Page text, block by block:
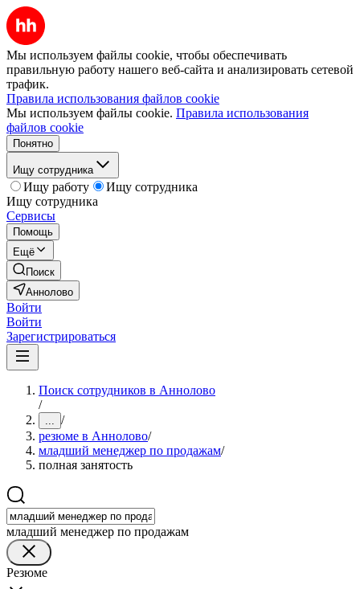
Мы используем файлы cookie, чтобы обеспечивать
правильную работу нашего веб-сайта и анализировать сетевой
трафик.
Правила использования файлов cookie
Мы используем файлы cookie. Правила использования
файлов cookie
Понятно
Ищу сотрудника
Ищу работу
Ищу сотрудника
Ищу сотрудника
Сервисы
Помощь
Ещё
Поиск
Аннолово
Войти
Войти
Зарегистрироваться
Поиск сотрудников в Аннолово
/
... /
резюме в Аннолово/
младший менеджер по продажам/
полная занятость
младший менеджер по продажам
Резюме